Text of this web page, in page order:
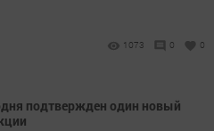
1073 0 0
подтвержден один новый